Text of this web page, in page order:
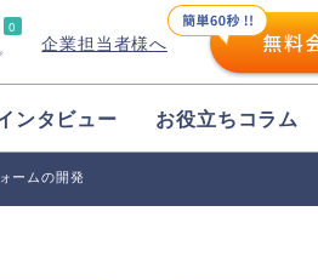
0
企業担当者様へ
ンタビュー お役立ちコラム
ームの開発